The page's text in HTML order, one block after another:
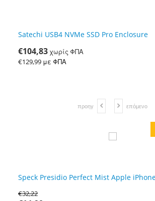
Satechi USB4 NVMe SSD Pro Enclosure
€104,83 χωρίς ΦΠΑ
€129,99 με ΦΠΑ
προηγ επόμενο
Speck Presidio Perfect Mist Apple
€32,22